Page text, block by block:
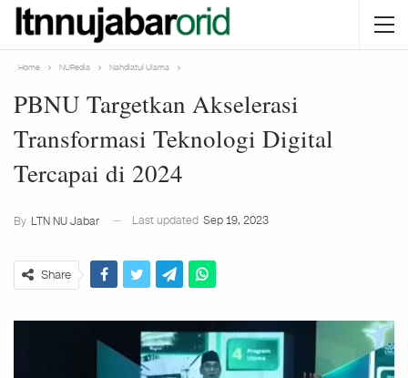
Home NUPedia Nahdlatul Ulama
PBNU Targetkan Akselerasi
Transformasi Teknologi Digital
Tercapai di 2024
By LTN NU Jabar Last updated Sep 19, 2023
Share